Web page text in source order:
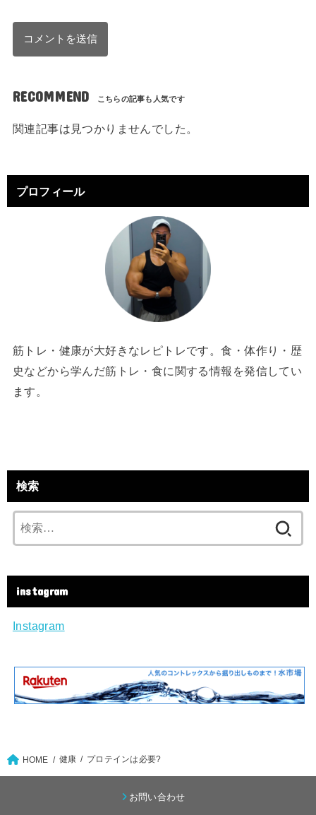
RECOMMEND
関連記事は見つかりませんでした。
プロフィール
筋トレ・健康が大好きなレピトレです。食・体作り・歴
史などから学んだ筋トレ・食に関する情報を発信してい
ます。
検索
索:
instagram
Instagram
HOME 健康 プロテインは必要?
お問い合わせ